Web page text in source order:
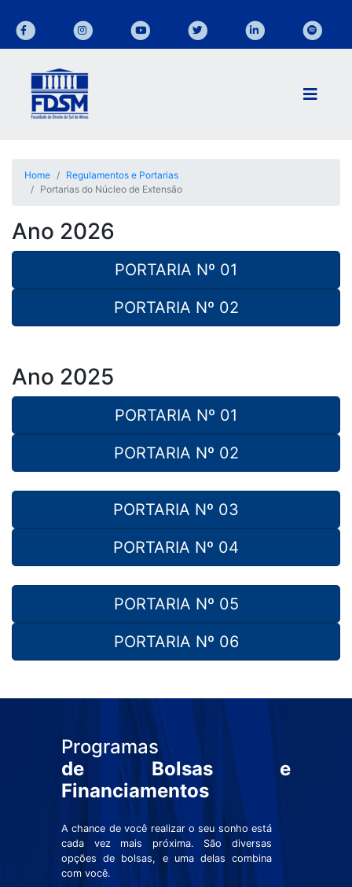
Home
Regulamentos e Portarias
Portarias do Núcleo de Extensão
Ano 2026
PORTARIA Nº 01
PORTARIA Nº 02
Ano 2025
PORTARIA Nº 01
PORTARIA Nº 02
PORTARIA Nº 03
PORTARIA Nº 04
PORTARIA Nº 05
PORTARIA Nº 06
Programas
de Bolsas e
Financiamentos
A chance de você realizar o seu sonho está
cada vez mais próxima. São diversas
opções de bolsas, e uma delas combina
com você.